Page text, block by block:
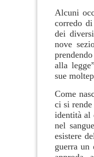
Alcuni
corredo
dei
nove
alla
sue
Come
ci si
identità al
nel
esistere
guerra un